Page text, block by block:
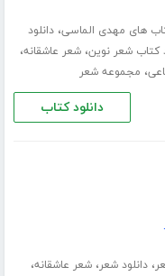
،دانلود
کتاب شعر نوین،شعر عاشقانه،
، مجموعه شعر
دانلود کتاب
،دانلود شعر،شعر عاشقانه،